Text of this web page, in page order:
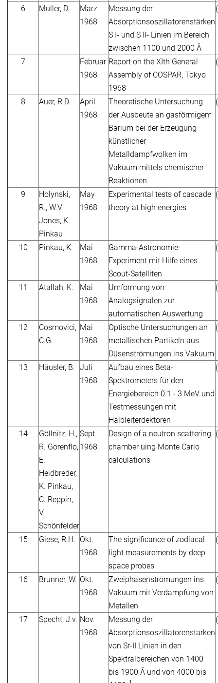
6 Müller, D.
März
1968
Messung der
Absorptionsoszillatorenstärken
S I- und S II- Linien im Bereich
zwischen 1100 und 2000 Å
7
Februar
1968
Report on the XIth General
Assembly of COSPAR, Tokyo
1968
8 Auer, R.D.
April
1968
Theoretische Untersuchung
der Ausbeute an gasförmigem
Barium bei der Erzeugung
künstlicher
Metalldampfwolken im
Vakuum mittels chemischer
Reaktionen
9
Holynski,
R., W.V.
Jones, K.
Pinkau
May
1968
Experimental tests of cascade
theory at high energies
10 Pinkau, K.
Mai
1968
Gamma-Astronomie-
Experiment mit Hilfe eines
Scout-Satelliten
11 Atallah, K.
Mai
1968
Umformung von
Analogsignalen zur
automatischen Auswertung
12
Cosmovici,
C.G.
Mai
1968
Optische Untersuchungen an
metallischen Partikeln aus
Düsenströmungen ins Vakuum
13 Häusler, B. Juli
1968
Aufbau eines Beta-
Spektrometers für den
Energiebereich 0.1 - 3 MeV und
Testmessungen mit
Halbleiterdektoren
14
Göllnitz, H.,
R. Gorenflo,
E.
Heidbreder,
K. Pinkau,
C. Reppin,
V.
Schönfelder
Sept.
1968
Design of a neutron scattering
chamber uing Monte Carlo
calculations
15 Giese, R.H. Okt.
1968
The significance of zodiacal
light measurements by deep
space probes
16 Brunner, W. Okt.
1968
Zweiphasenströmungen ins
Vakuum mit Verdampfung von
Metallen
17 Specht, J.v. Nov.
1968
Messung der
Absorptionsoszillatorenstärken
von Sr-II Linien in den
Spektralbereichen von 1400
bis 1900 Å und von 4000 bis